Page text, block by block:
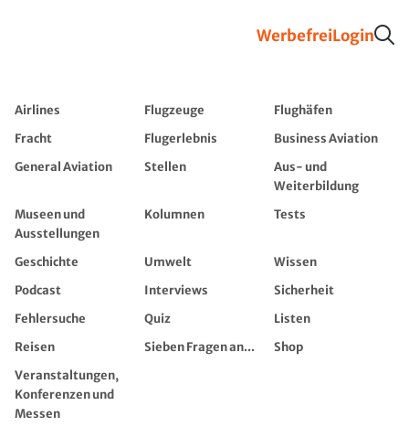
WerbefreiLogin
Airlines Flugzeuge
Flughäfen
Fracht
Flugerlebnis
Business Aviation
General Aviation
Stellen
Aus- und
Weiterbildung
Museen und
Ausstellungen
Kolumnen Tests
Geschichte Umwelt
Wissen
Podcast
Interviews
Sicherheit
Fehlersuche
Quiz
Listen
Reisen
Sieben Fragen an...
Shop
Veranstaltungen,
Konferenzen und
Messen